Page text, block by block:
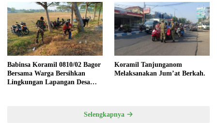
Babinsa Koramil 0810/02 Bagor
Bersama Warga Bersihkan
Lingkungan Lapangan Desa
Koramil Tanjunganom
Melaksanakan Jum’at Berkah.
Selengkapnya